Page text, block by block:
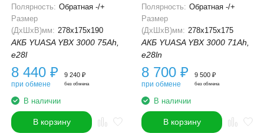
Полярность: Обратная -/+
Размер
(ДхШхВ)мм: 278x175x190
АКБ YUASA YBX 3000 75Ah,
e28l
8 440 ₽
при обмене
9 240 ₽
без обмена
В наличии
В корзину
Полярность: Обратная -/+
Размер
(ДхШхВ)мм: 278x175x175
АКБ YUASA YBX 3000 71Ah,
e28ln
8 700 ₽
при обмене
9 500 ₽
без обмена
В наличии
В корзину